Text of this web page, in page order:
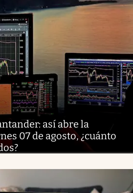
así abre la
07 de agosto, ¿cuánto